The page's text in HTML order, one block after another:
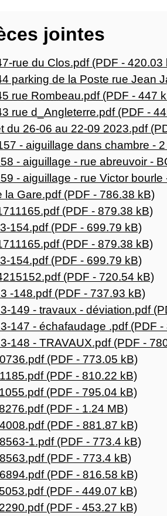
jointes
rue du Clos.pdf (PDF - 420.03
parking de la Poste rue Jean
rue Rombeau.pdf (PDF - 447
rue d_Angleterre.pdf (PDF -
du 26-06 au 22-09 2023.pdf
- aiguillage dans chambre -
- aiguillage - rue abreuvoir -
- aiguillage - rue Victor
la Gare.pdf (PDF - 786.38 kB)
(PDF - 879.38 kB)
154.pdf (PDF - 699.79 kB)
(PDF - 879.38 kB)
154.pdf (PDF - 699.79 kB)
(PDF - 720.54 kB)
-148.pdf (PDF - 737.93 kB)
149 - travaux - déviation.pdf
147 - échafaudage .pdf (PDF
148 - TRAVAUX.pdf (PDF -
(PDF - 773.05 kB)
(PDF - 810.22 kB)
(PDF - 795.04 kB)
(PDF - 1.24 MB)
(PDF - 881.87 kB)
1.pdf (PDF - 773.4 kB)
(PDF - 773.4 kB)
(PDF - 816.58 kB)
(PDF - 449.07 kB)
(PDF - 453.27 kB)